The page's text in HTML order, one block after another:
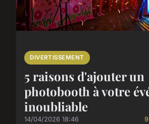
DIVERTISSEMENT
5 raisons d'ajouter un
photobooth à votre
inoubliable
14/04/2026 18:46